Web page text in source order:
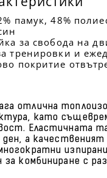
памук, 48%
за свобода на
тренировки и
покритие
отлична
като
Еластичната
ден, а качественият
за комбиниране с